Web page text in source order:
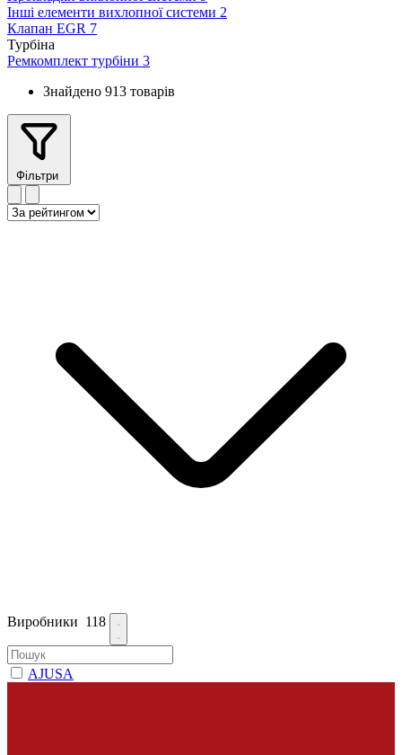
Інші елементи вихлопної системи 2
Клапан EGR 7
Турбіна
Ремкомплект турбіни 3
Знайдено 913 товарів
Фільтри
Виробники 118
AJUSA